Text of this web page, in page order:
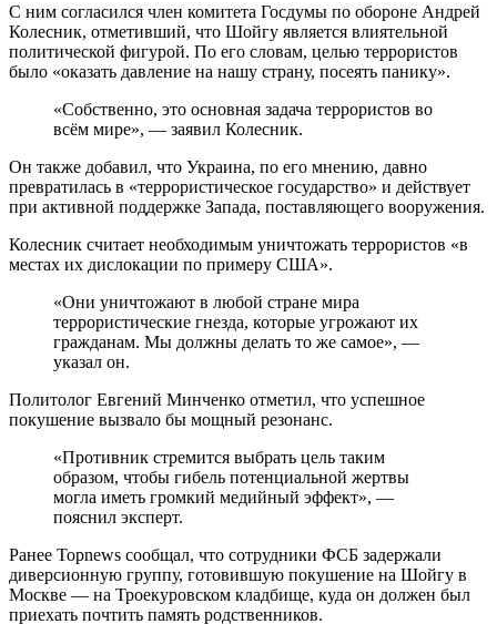
С ним согласился член комитета Госдумы по обороне Андрей
Колесник, отметивший, что Шойгу является влиятельной
политической фигурой. По его словам, целью террористов
было «оказать давление на нашу страну, посеять панику».
«Собственно, это основная задача террористов во
всём мире», — заявил Колесник.
Он также добавил, что Украина, по его мнению, давно
превратилась в «террористическое государство» и действует
при активной поддержке Запада, поставляющего вооружения.
Колесник считает необходимым уничтожать террористов «в
местах их дислокации по примеру США».
«Они уничтожают в любой стране мира
террористические гнезда, которые угрожают их
гражданам. Мы должны делать то же самое», —
указал он.
Политолог Евгений Минченко отметил, что успешное
покушение вызвало бы мощный резонанс.
«Противник стремится выбрать цель таким
образом, чтобы гибель потенциальной жертвы
могла иметь громкий медийный эффект», —
пояснил эксперт.
Ранее Topnews сообщал, что сотрудники ФСБ задержали
диверсионную группу, готовившую покушение на Шойгу в
Москве — на Троекуровском кладбище, куда он должен был
приехать почтить память родственников.